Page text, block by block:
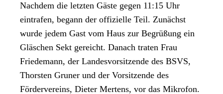
Nachdem die letzten Gäste gegen 11:15 Uhr
eintrafen, begann der offizielle Teil. Zunächst
wurde jedem Gast vom Haus zur Begrüßung ein
Gläschen Sekt gereicht. Danach traten Frau
Friedemann, der Landesvorsitzende des BSVS,
Thorsten Gruner und der Vorsitzende des
Fördervereins, Dieter Mertens, vor das Mikrofon.